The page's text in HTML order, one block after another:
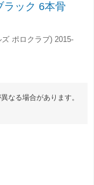
ラック 6本骨
ポロクラブ) 2015-
なる場合があります。